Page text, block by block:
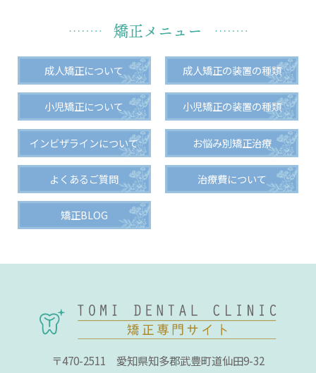
矯正メニュー
成人矯正について 成人矯正の装置の種類
小児矯正について 小児矯正の装置の種類
インビザラインについて お悩み別矯正治療
よくあるご質問 治療費について
矯正BLOG
〒470-2511 愛知県知多郡武豊町道仙田9-32